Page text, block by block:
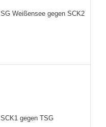
SG Weißensee gegen SCK2
SCK1 gegen TSG